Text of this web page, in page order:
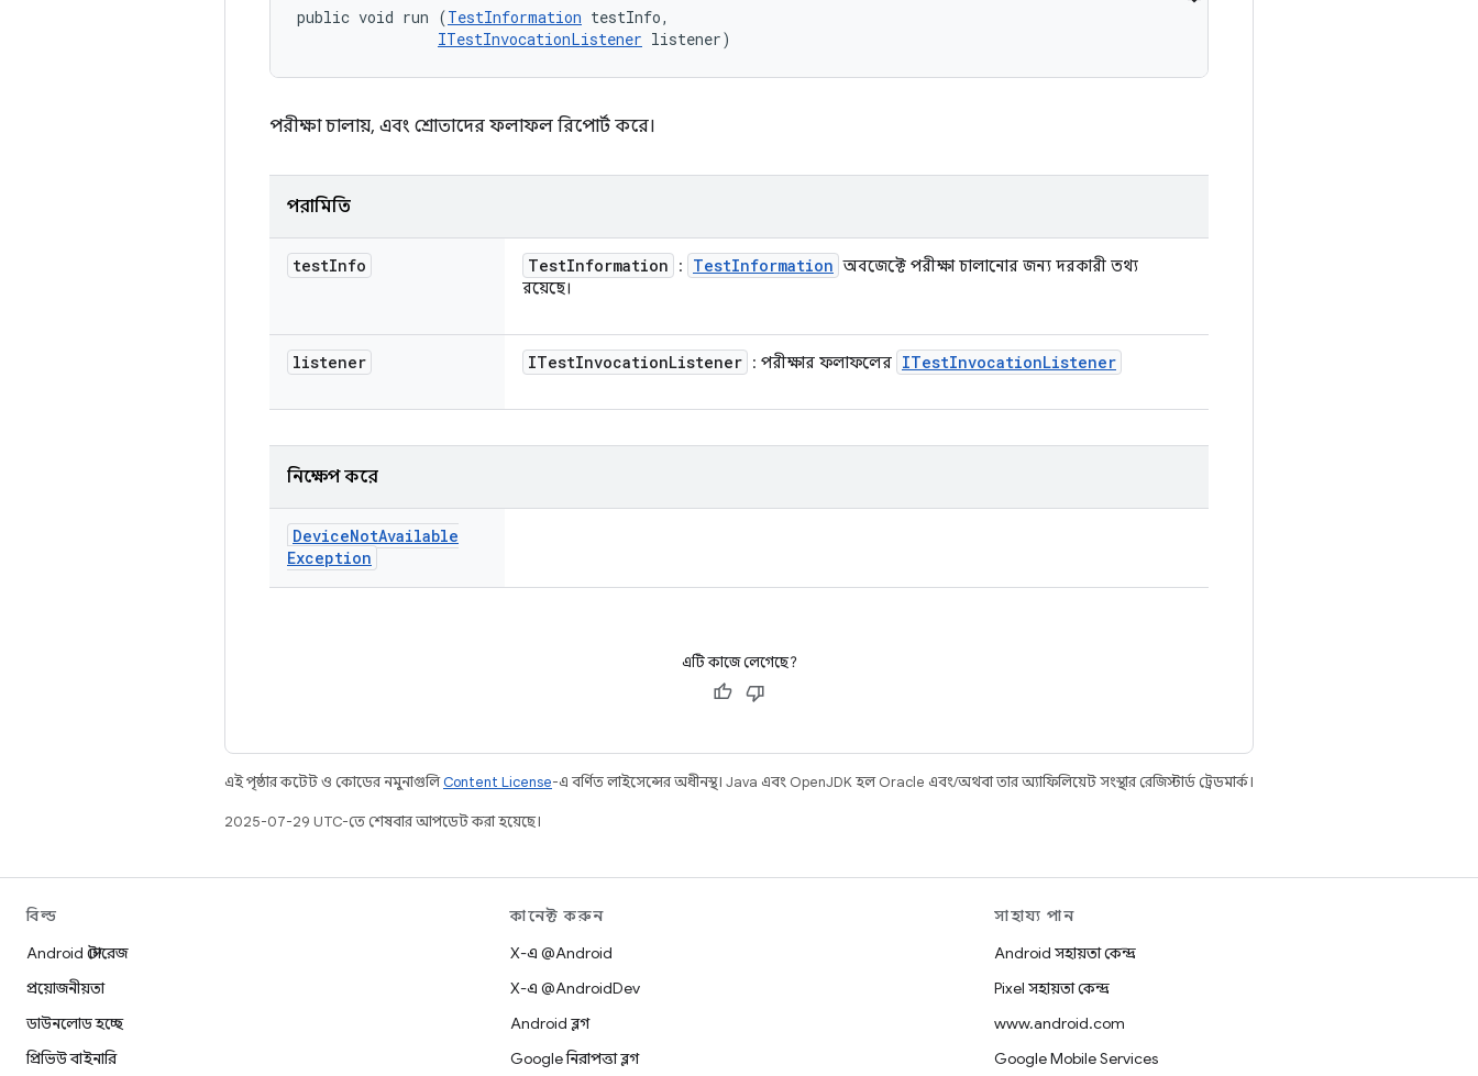
public void run (TestInformation testInfo,
ITestInvocationListener listener)
পরীক্ষা চালায়, এবং শ্রোতাদের ফলাফল রিপোর্ট করে।
পরামিতি
testInfo TestInformation : TestInformation অবজেক্টে পরীক্ষা চালানোর জন্য দরকারী তথ্য
রয়েছে।
listener ITestInvocationListener : পরীক্ষার ফলাফলের ITestInvocationListener
নিক্ষেপ করে
DeviceNotAvailable
Exception
এটি কাজে লেগেছে?
এই পৃষ্ঠার কন্টেন্ট ও কোডের নমুনাগুলিContent License-এ বর্ণিত লাইসেন্সের অধীনস্থ। Java এবং OpenJDK হল Oracle এবং/অথবা তার অ্যাফিলিয়েট সংস্থার রেজিস্টার্ড ট্রেডমার্ক।
2025-07-29 UTC-তে শেষবার আপডেট করা হয়েছে।
বিল্ড
Android স্টোরেজ
প্রয়োজনীয়তা
ডাউনলোড হচ্ছে
প্রিভিউ বাইনারি
কানেক্ট করুন
X-এ @Android
X-এ @AndroidDev
Android ব্লগ
Google নিরাপত্তা ব্লগ
সাহায্য পান
Android সহায়তা কেন্দ্র
Pixel সহায়তা কেন্দ্র
www.android.com
Google Mobile Services